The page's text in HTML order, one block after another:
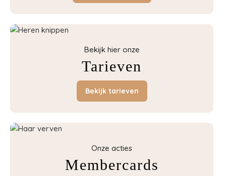
Bekijk hier onze
Tarieven
Bekijk tarieven
Onze acties
Membercards